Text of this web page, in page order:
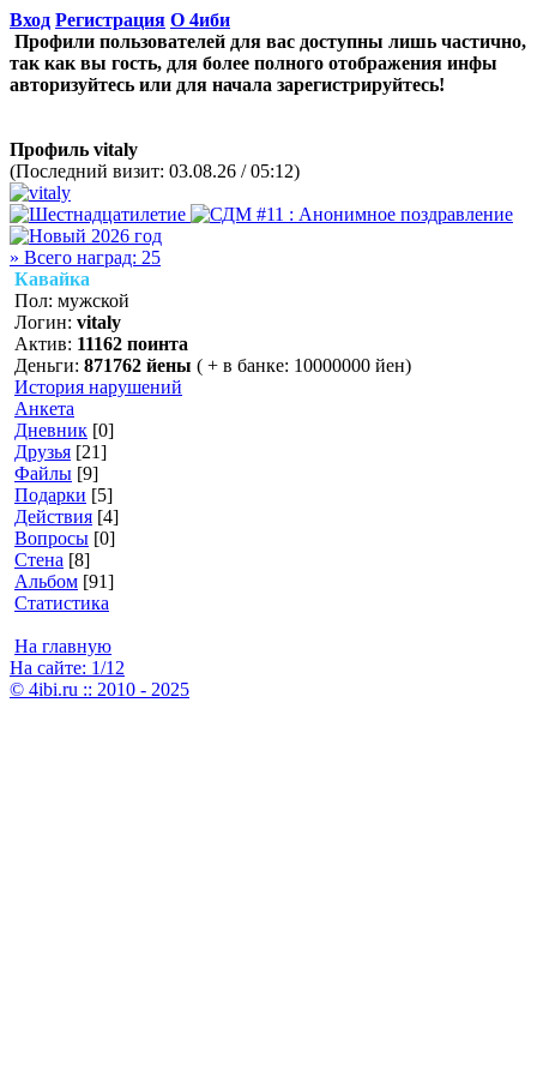
Вход Регистрация О 4иби
Профили пользователей для вас доступны лишь частично,
так как вы гость, для более полного отображения инфы
авторизуйтесь или для начала зарегистрируйтесь!
Профиль vitaly
(Последний визит: 03.08.26 / 05:12)
» Всего наград: 25
Кавайка
Пол: мужской
Логин: vitaly
Актив: 11162 поинта
Деньги: 871762 йены ( + в банке: 10000000 йен)
История нарушений
Анкета
Дневник [0]
Друзья [21]
Файлы [9]
Подарки [5]
Действия [4]
Вопросы [0]
Стена [8]
Альбом [91]
Статистика
На главную
На сайте: 1/12
© 4ibi.ru :: 2010 - 2025